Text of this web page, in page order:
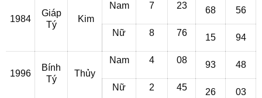
1984
Giáp
Tý
Kim
Nam 7 23 68 56
Nữ 8 76 15 94
1996
Bính
Tý
Thủy
Nam 4 08 93 48
Nữ 2 45 26 03